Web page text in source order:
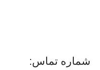
شماره تماس: